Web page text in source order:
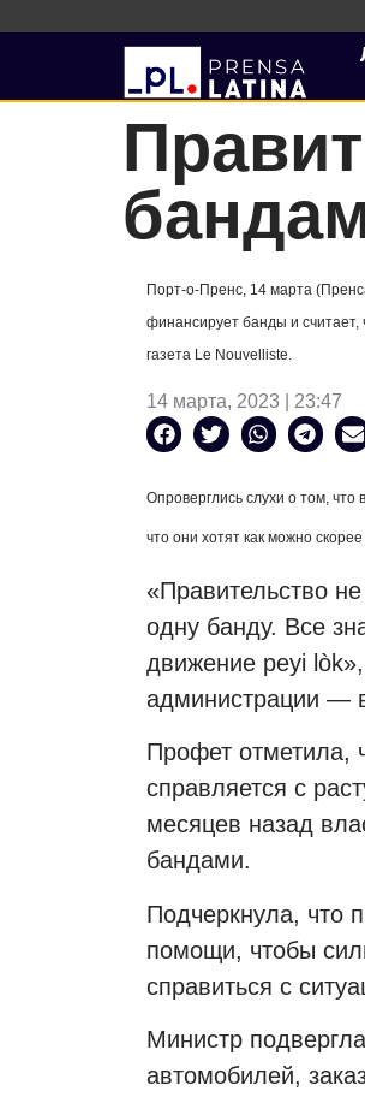
Порт-о-Пренс, 14 марта
финансирует банды и
газета Le Nouvelliste.
14 марта, 2023 | 23:47
Опроверглись слухи о том,
что они хотят как можно
«Правительство
одну банду. Все
движение peyi
администрации —
Профет отметила,
справляется с
месяцев назад
бандами.
Подчеркнула, что
помощи, чтобы
справиться с
Министр
автомобилей,